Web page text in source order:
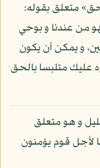
متعلق بقوله:
من عندنا و بوحي
و يمكن أن يكون
عليك متلبسا بالحق
و هو متعلق
لأجل قوم يؤمنون